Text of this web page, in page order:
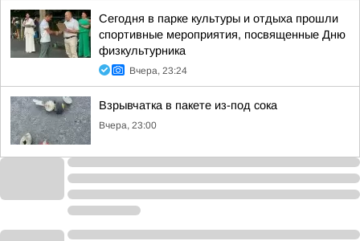
Сегодня в парке культуры и отдыха прошли
спортивные мероприятия, посвященные Дню
физкультурника
Вчера, 23:24
Взрывчатка в пакете из-под сока
Вчера, 23:00